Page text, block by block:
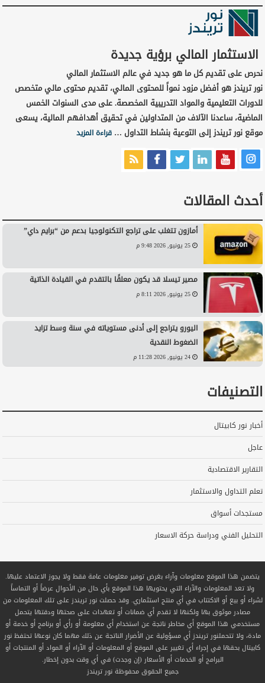
الاستثمار المالي برؤية جديدة
نحرص على تقديم كل ما هو جديد في عالم الاستثمار المالي
نور تريندز هو أفضل مزود نمواً للمحتوى المالي، تقديم محتوى مالي متخصص
للدورات التعليمية والمواد التدريبية المخصصة. على مدى السنوات الخمس
الماضية، ساعدنا الآلاف من المتداولين في تحقيق أهدافهم المالية، يسعى
موقع نور تريندز إلى التوعية بنشاط التداول …قراءة المزيد
أحدث المقالات
أمازون تتغلب على تراجع التكنولوجيا بدعم من “برايم داي”
25 يونيو, 2026 9:48 م
مصير تيسلا قد يكون معلقًا بالتقدم في القيادة الذاتية
25 يونيو, 2026 8:11 م
اليورو يتراجع إلى أدنى مستوياته في سنة وسط تزايد
الضغوط النقدية
24 يونيو, 2026 11:28 م
التصنيفات
أخبار نور كابيتال
عاجل
التقارير الاقتصادية
تعلم التداول والاستثمار
مستجدات أسواق
التحليل الفني ودراسة حركة الاسعار
يتضمن هذا الموقع معلومات وآراء بغرض توفير معلومات عامة فقط ولا يجوز الاعتماد عليها.
ولا تعد المعلومات والآراء التي يحتويها هذا الموقع بأي حال من الأحوال عرضاً أو التماساً
لشراء أو بيع أو الاكتتاب في أي منتج استثماري. وقد حصلت نور تريندز على تلك المعلومات من
مصادر موثوق بها ولكنها لا تقدم أي ضمانات أو تعهدات على صحتها ودقتها يتحمل
مستخدمي هذا الموقع أي مخاطر ناتجة عن استخدام أي معلومة أو رأي أو برنامج أو خدمة أو
مادة، ولا تتحملنور تريندز أي مسؤولية عن الأضرار الناتجة عن ذلك مهما كان نوعها تحتفظ نور
كابيتال بحقها في إجراء أي تغيير على الموقع أو المعلومات أو الآراء أو المواد أو المنتجات أو
البرامج أو الخدمات أو الأسعار (إن وجدت) في أي وقت بدون إخطار.
جميع الحقوق محفوظةنور تريندز